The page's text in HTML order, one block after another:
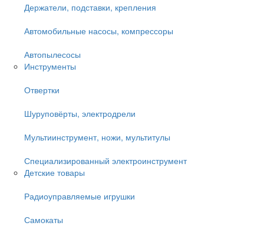
Держатели, подставки, крепления
Автомобильные насосы, компрессоры
Автопылесосы
Инструменты
Отвертки
Шуруповёрты, электродрели
Мультиинструмент, ножи, мультитулы
Специализированный электроинструмент
Детские товары
Радиоуправляемые игрушки
Самокаты